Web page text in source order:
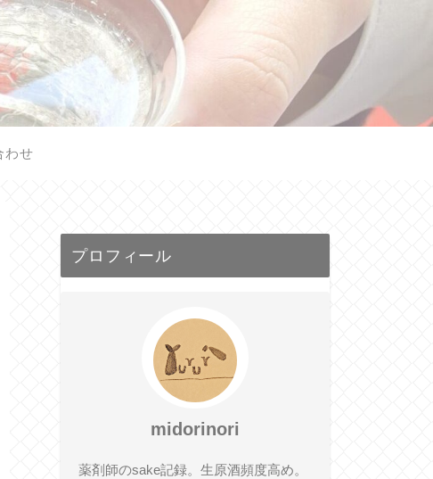
わせ
プロフィール
midorinori
薬剤師のsake記録。生原酒頻度高め。